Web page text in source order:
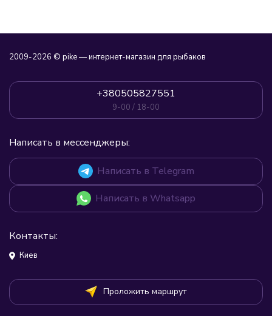
2009-2026 © pike — интернет-магазин для рыбаков
+380505827551
9-00 / 18-00
Написать в мессенджеры:
Написать в Telegram
Написать в Whatsapp
Контакты:
Киев
Проложить маршрут